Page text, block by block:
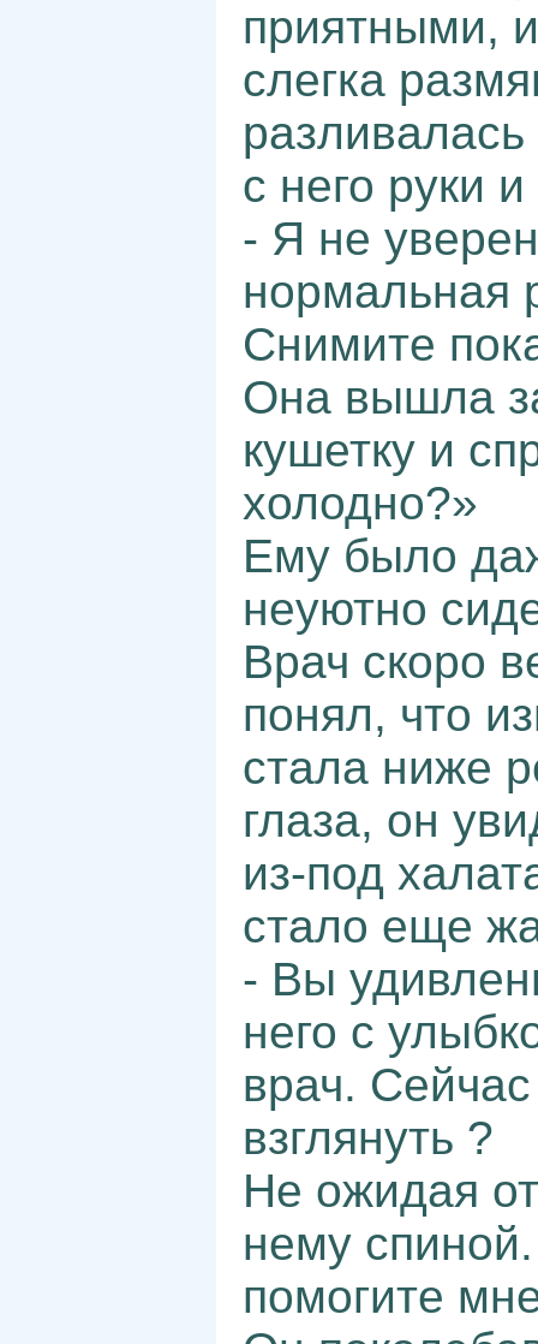
приятными,
слегка
с него руки
- Я не
нормальная
Снимите
Она вышла
кушетку и
холодно?»
Ему было
неуютно
Врач скоро
понял, что
стала ниже
глаза, он
из-под
стало еще
- Вы
него с
врач.
взглянуть ?
Не ожидая
нему
помогите